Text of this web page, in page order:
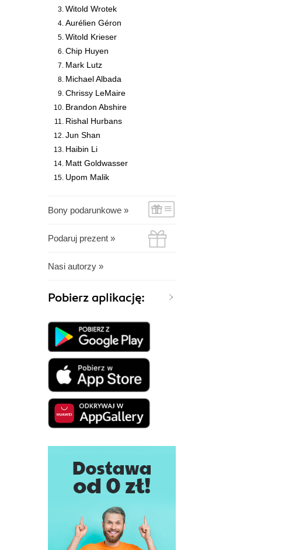
Witold Wrotek
Aurélien Géron
Witold Krieser
Chip Huyen
Mark Lutz
Michael Albada
Chrissy LeMaire
Brandon Abshire
Rishal Hurbans
Jun Shan
Haibin Li
Matt Goldwasser
Upom Malik
Bony podarunkowe »
Podaruj prezent »
Nasi autorzy »
Pobierz aplikację: